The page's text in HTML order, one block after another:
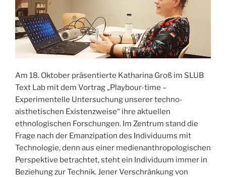
Am 18. Oktober präsentierte Katharina Groß im SLUB
Text Lab mit dem Vortrag „Playbour-time –
Experimentelle Untersuchung unserer techno-
aisthetischen Existenzweise“ ihre aktuellen
ethnologischen Forschungen. Im Zentrum stand die
Frage nach der Emanzipation des Individuums mit
Technologie, denn aus einer medienanthropologischen
Perspektive betrachtet, steht ein Individuum immer in
Beziehung zur Technik. Jener Verschränkung von